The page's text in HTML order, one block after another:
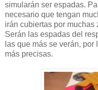
simularán ser espadas.
necesario que tengan
irán cubiertas por muchas
Serán las espadas del
las que más se verán,
más precisas.